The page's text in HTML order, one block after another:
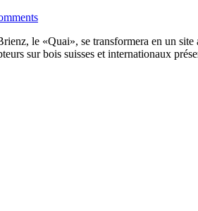
le «Quai», se transformera en un
sur bois suisses et internationaux